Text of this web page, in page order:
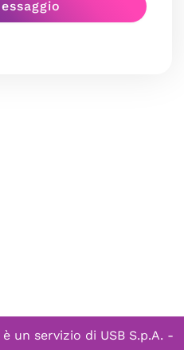
un servizio di USB S.p.A. -